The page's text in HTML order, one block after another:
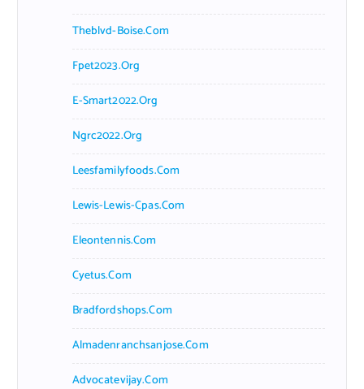
Theblvd-Boise.com
Fpet2023.org
E-Smart2022.org
Ngrc2022.org
Leesfamilyfoods.com
Lewis-Lewis-Cpas.com
Eleontennis.com
Cyetus.com
Bradfordshops.com
Almadenranchsanjose.com
Advocatevijay.com